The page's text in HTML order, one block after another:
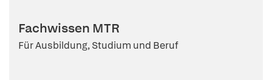
Fachwissen MTR
Für Ausbildung, Studium und Beruf